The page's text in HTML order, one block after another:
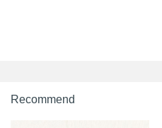
Recommend